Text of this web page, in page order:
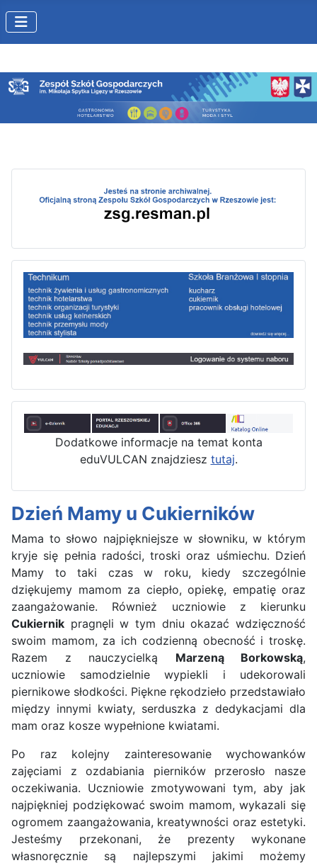
Dodatkowe informacje na temat konta
eduVULCAN znajdziesz tutaj.
Dzień Mamy u Cukierników
Mama to słowo najpiękniejsze w słowniku, w którym
kryje się pełnia radości, troski oraz uśmiechu. Dzień
Mamy to taki czas w roku, kiedy szczególnie
dziękujemy mamom za ciepło, opiekę, empatię oraz
zaangażowanie. Również uczniowie z kierunku
Cukiernik pragnęli w tym dniu okazać wdzięczność
swoim mamom, za ich codzienną obecność i troskę.
Razem z nauczycielką Marzeną Borkowską,
uczniowie samodzielnie wypiekli i udekorowali
piernikowe słodkości. Piękne rękodzieło przedstawiało
między innymi kwiaty, serduszka z dedykacjami dla
mam oraz kosze wypełnione kwiatami.
Po raz kolejny zainteresowanie wychowanków
zajęciami z ozdabiania pierników przerosło nasze
oczekiwania. Uczniowie zmotywowani tym, aby jak
najpiękniej podziękować swoim mamom, wykazali się
ogromem zaangażowania, kreatywności oraz estetyki.
Jesteśmy przekonani, że prezenty wykonane
własnoręcznie są najlepszymi jakimi możemy